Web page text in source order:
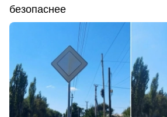
безопаснее